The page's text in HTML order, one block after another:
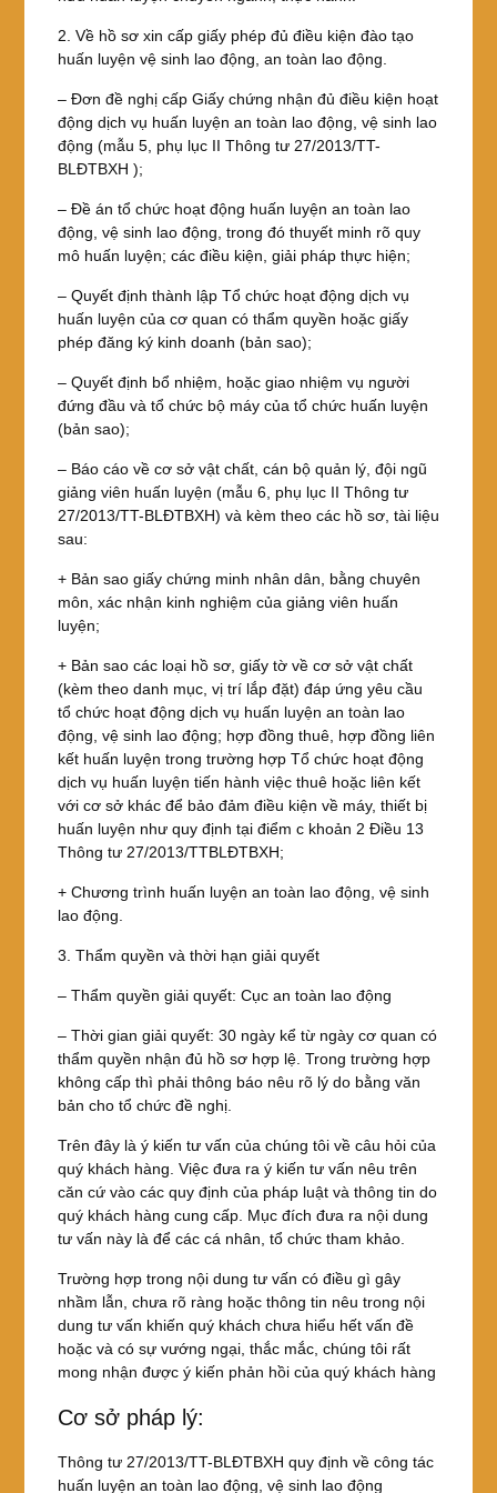
2. Về hồ sơ xin cấp giấy phép đủ điều kiện đào tạo
huấn luyện vệ sinh lao động, an toàn lao động.
– Đơn đề nghị cấp Giấy chứng nhận đủ điều kiện hoạt
động dịch vụ huấn luyện an toàn lao động, vệ sinh lao
động (mẫu 5, phụ lục II Thông tư 27/2013/TT-
BLĐTBXH );
– Đề án tổ chức hoạt động huấn luyện an toàn lao
động, vệ sinh lao động, trong đó thuyết minh rõ quy
mô huấn luyện; các điều kiện, giải pháp thực hiện;
– Quyết định thành lập Tổ chức hoạt động dịch vụ
huấn luyện của cơ quan có thẩm quyền hoặc giấy
phép đăng ký kinh doanh (bản sao);
– Quyết định bổ nhiệm, hoặc giao nhiệm vụ người
đứng đầu và tổ chức bộ máy của tổ chức huấn luyện
(bản sao);
– Báo cáo về cơ sở vật chất, cán bộ quản lý, đội ngũ
giảng viên huấn luyện (mẫu 6, phụ lục II Thông tư
27/2013/TT-BLĐTBXH) và kèm theo các hồ sơ, tài liệu
sau:
+ Bản sao giấy chứng minh nhân dân, bằng chuyên
môn, xác nhận kinh nghiệm của giảng viên huấn
luyện;
+ Bản sao các loại hồ sơ, giấy tờ về cơ sở vật chất
(kèm theo danh mục, vị trí lắp đặt) đáp ứng yêu cầu
tổ chức hoạt động dịch vụ huấn luyện an toàn lao
động, vệ sinh lao động; hợp đồng thuê, hợp đồng liên
kết huấn luyện trong trường hợp Tổ chức hoạt động
dịch vụ huấn luyện tiến hành việc thuê hoặc liên kết
với cơ sở khác để bảo đảm điều kiện về máy, thiết bị
huấn luyện như quy định tại điểm c khoản 2 Điều 13
Thông tư 27/2013/TTBLĐTBXH;
+ Chương trình huấn luyện an toàn lao động, vệ sinh
lao động.
3. Thẩm quyền và thời hạn giải quyết
– Thẩm quyền giải quyết: Cục an toàn lao động
– Thời gian giải quyết: 30 ngày kể từ ngày cơ quan có
thẩm quyền nhận đủ hồ sơ hợp lệ. Trong trường hợp
không cấp thì phải thông báo nêu rõ lý do bằng văn
bản cho tổ chức đề nghị.
Trên đây là ý kiến tư vấn của chúng tôi về câu hỏi của
quý khách hàng. Việc đưa ra ý kiến tư vấn nêu trên
căn cứ vào các quy định của pháp luật và thông tin do
quý khách hàng cung cấp. Mục đích đưa ra nội dung
tư vấn này là để các cá nhân, tổ chức tham khảo.
Trường hợp trong nội dung tư vấn có điều gì gây
nhầm lẫn, chưa rõ ràng hoặc thông tin nêu trong nội
dung tư vấn khiến quý khách chưa hiểu hết vấn đề
hoặc và có sự vướng ngại, thắc mắc, chúng tôi rất
mong nhận được ý kiến phản hồi của quý khách hàng
Cơ sở pháp lý:
Thông tư 27/2013/TT-BLĐTBXH quy định về công tác
huấn luyện an toàn lao động, vệ sinh lao động